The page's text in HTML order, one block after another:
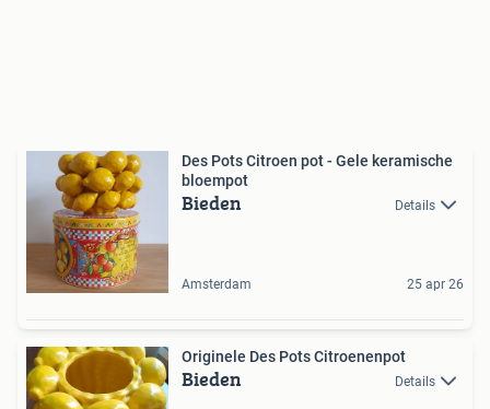
Des Pots Citroen pot - Gele keramische
bloempot
Bieden Details
Amsterdam 25 apr 26
Originele Des Pots Citroenenpot
Bieden Details